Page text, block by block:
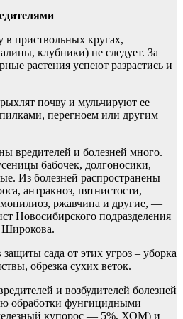
в приствольных кругах,
клубники) не следует. За
растения успеют разрастись и
почву и мульчируют ее
перегноем или другим
вредителей и болезней много.
бабочек, долгоносики,
Из болезней распространены
антракноз, пятнистости,
ржавчина и другие, —
Новосибирского подразделения
сада от этих угроз – уборка
обрезка сухих веток.
и возбудителей болезней
обработки фунгицидными
купорос — 5%, ХОМ) и